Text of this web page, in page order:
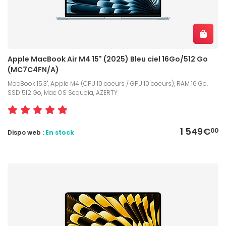
Apple MacBook Air M4 15" (2025) Bleu ciel 16Go/512 Go
(MC7C4FN/A)
MacBook 15.3", Apple M4 (CPU 10 coeurs / GPU 10 coeurs), RAM 16 Go,
SSD 512 Go, Mac OS Sequoia, AZERTY
1 549€00
Dispo web : En stock